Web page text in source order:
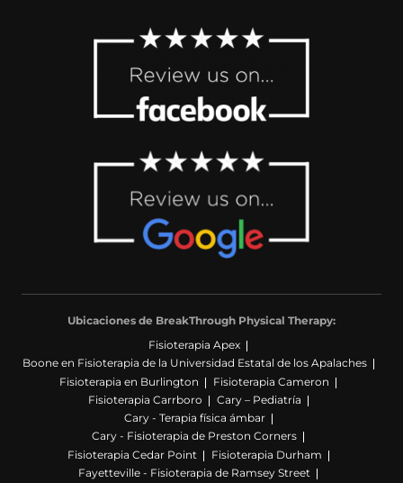
Ubicaciones de BreakThrough Physical Therapy:
Fisioterapia Apex
Boone en Fisioterapia de la Universidad Estatal de los Apalaches
Fisioterapia en Burlington
Fisioterapia Cameron
Fisioterapia Carrboro
Cary – Pediatría
Cary - Terapia física ámbar
Cary - Fisioterapia de Preston Corners
Fisioterapia Cedar Point
Fisioterapia Durham
Fayetteville - Fisioterapia de Ramsey Street